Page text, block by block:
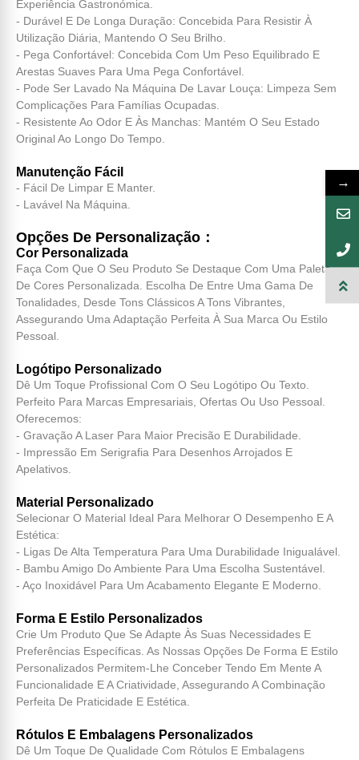
Experiência Gastronómica.
- Durável E De Longa Duração: Concebida Para Resistir À
Utilização Diária, Mantendo O Seu Brilho.
- Pega Confortável: Concebida Com Um Peso Equilibrado E
Arestas Suaves Para Uma Pega Confortável.
- Pode Ser Lavado Na Máquina De Lavar Louça: Limpeza Sem
Complicações Para Famílias Ocupadas.
- Resistente Ao Odor E Às Manchas: Mantém O Seu Estado
Original Ao Longo Do Tempo.
Manutenção Fácil
- Fácil De Limpar E Manter.
- Lavável Na Máquina.
Opções De Personalização：
Cor Personalizada
Faça Com Que O Seu Produto Se Destaque Com Uma Paleta
De Cores Personalizada. Escolha De Entre Uma Gama De
Tonalidades, Desde Tons Clássicos A Tons Vibrantes,
Assegurando Uma Adaptação Perfeita À Sua Marca Ou Estilo
Pessoal.
Logótipo Personalizado
Dê Um Toque Profissional Com O Seu Logótipo Ou Texto.
Perfeito Para Marcas Empresariais, Ofertas Ou Uso Pessoal.
Oferecemos:
- Gravação A Laser Para Maior Precisão E Durabilidade.
- Impressão Em Serigrafia Para Desenhos Arrojados E
Apelativos.
Material Personalizado
Selecionar O Material Ideal Para Melhorar O Desempenho E A
Estética:
- Ligas De Alta Temperatura Para Uma Durabilidade Inigualável.
- Bambu Amigo Do Ambiente Para Uma Escolha Sustentável.
- Aço Inoxidável Para Um Acabamento Elegante E Moderno.
Forma E Estilo Personalizados
Crie Um Produto Que Se Adapte Às Suas Necessidades E
Preferências Específicas. As Nossas Opções De Forma E Estilo
Personalizados Permitem-Lhe Conceber Tendo Em Mente A
Funcionalidade E A Criatividade, Assegurando A Combinação
Perfeita De Praticidade E Estética.
Rótulos E Embalagens Personalizados
Dê Um Toque De Qualidade Com Rótulos E Embalagens
→